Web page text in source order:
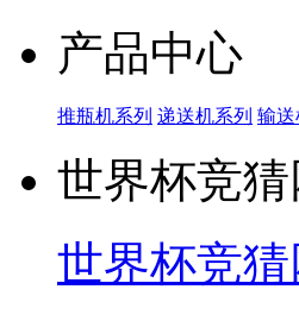
产品中心
推瓶机系列 递送机系列 输送
世界杯竞
世界杯竞